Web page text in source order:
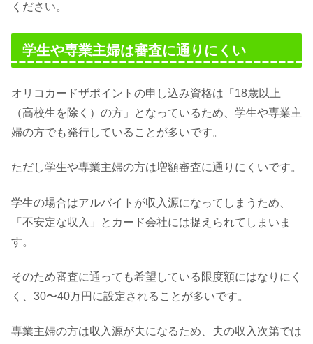
ください。
学生や専業主婦は審査に通りにくい
オリコカードザポイントの申し込み資格は「18歳以上
（高校生を除く）の方」となっているため、学生や専業主
婦の方でも発行していることが多いです。
ただし学生や専業主婦の方は増額審査に通りにくいです。
学生の場合はアルバイトが収入源になってしまうため、
「不安定な収入」とカード会社には捉えられてしまいま
す。
そのため審査に通っても希望している限度額にはなりにく
く、30〜40万円に設定されることが多いです。
専業主婦の方は収入源が夫になるため、夫の収入次第では